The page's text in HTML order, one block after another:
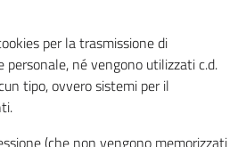
per la trasmissione di
né vengono utilizzati c.d.
tipo, ovvero sistemi per il
(che non vengono memorizzati